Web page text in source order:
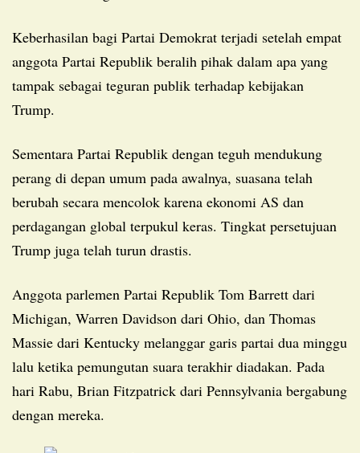
Keberhasilan bagi Partai Demokrat terjadi setelah empat
anggota Partai Republik beralih pihak dalam apa yang
tampak sebagai teguran publik terhadap kebijakan
Trump.
Sementara Partai Republik dengan teguh mendukung
perang di depan umum pada awalnya, suasana telah
berubah secara mencolok karena ekonomi AS dan
perdagangan global terpukul keras. Tingkat persetujuan
Trump juga telah turun drastis.
Anggota parlemen Partai Republik Tom Barrett dari
Michigan, Warren Davidson dari Ohio, dan Thomas
Massie dari Kentucky melanggar garis partai dua minggu
lalu ketika pemungutan suara terakhir diadakan. Pada
hari Rabu, Brian Fitzpatrick dari Pennsylvania bergabung
dengan mereka.